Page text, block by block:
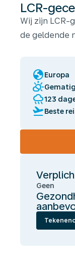
LCR-
Wij zijn LCR-
de geldende
globeEuropa
partly_cloudy_day
rainy123
flight_takeoffBeste
Geen